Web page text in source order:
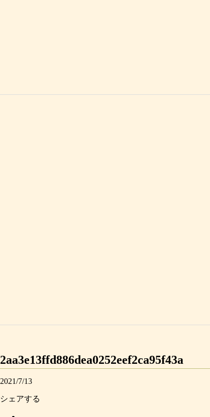
2aa3e13ffd886dea0252eef2ca95f43a
2021/7/13
シェアする